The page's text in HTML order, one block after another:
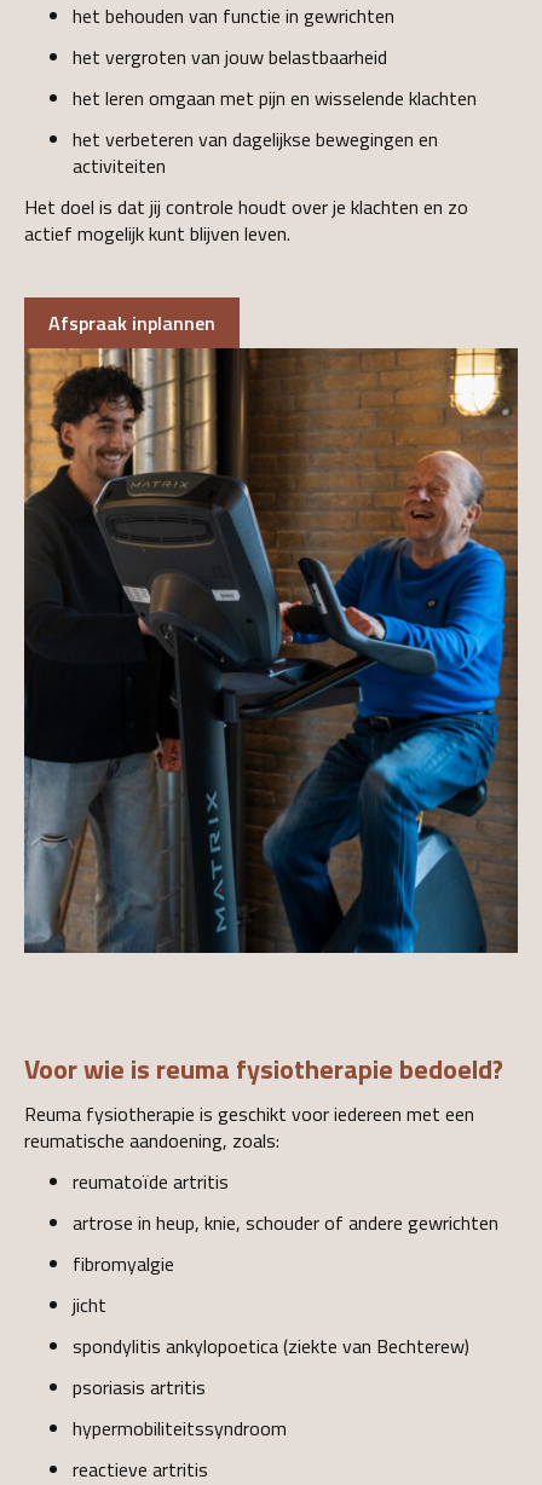
het behouden van functie in gewrichten
het vergroten van jouw belastbaarheid
het leren omgaan met pijn en wisselende klachten
het verbeteren van dagelijkse bewegingen en
activiteiten
Het doel is dat jij controle houdt over je klachten en zo
actief mogelijk kunt blijven leven.
Afspraak inplannen
Voor wie is reuma fysiotherapie bedoeld?
Reuma fysiotherapie is geschikt voor iedereen met een
reumatische aandoening, zoals:
reumatoïde artritis
artrose in heup, knie, schouder of andere gewrichten
fibromyalgie
jicht
spondylitis ankylopoetica (ziekte van Bechterew)
psoriasis artritis
hypermobiliteitssyndroom
reactieve artritis